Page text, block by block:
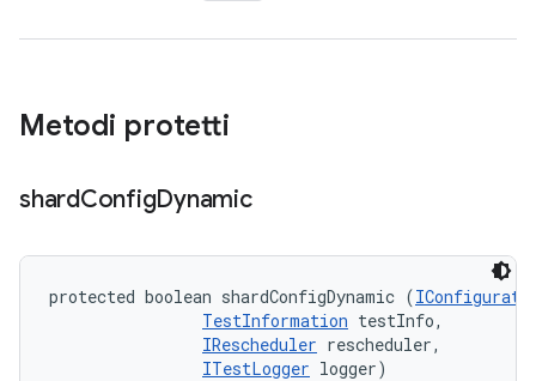
Metodi protetti
shardConfigDynamic
protected boolean shardConfigDynamic (
TestInformation testInfo,
IRescheduler rescheduler,
ITestLogger logger)